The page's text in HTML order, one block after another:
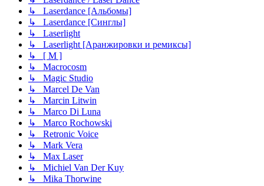
↳ Laserdance [Альбомы]
↳ Laserdance [Синглы]
↳ Laserlight
↳ Laserlight [Аранжировки и ремиксы]
↳ [ M ]
↳ Macrocosm
↳ Magic Studio
↳ Marcel De Van
↳ Marcin Litwin
↳ Marco Di Luna
↳ Marco Rochowski
↳ Retronic Voice
↳ Mark Vera
↳ Max Laser
↳ Michiel Van Der Kuy
↳ Mika Thorwine